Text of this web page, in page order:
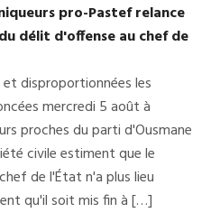
pro-Pastef relance
délit d'offense au chef de
disproportionnées les
mercredi 5 août à
proches du parti d'Ousmane
civile estiment que le
de l'État n'a plus lieu
qu'il soit mis fin à […]